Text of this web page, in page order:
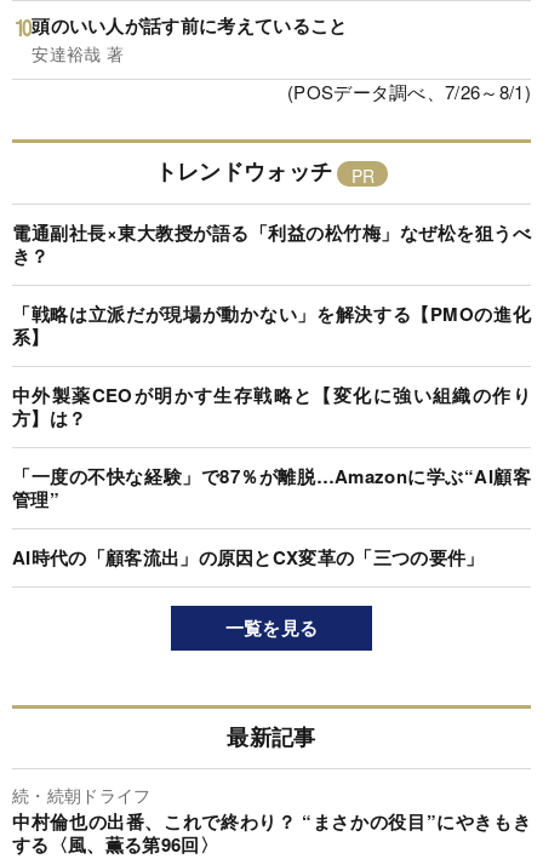
頭のいい人が話す前に考えていること
安達裕哉 著
(POSデータ調べ、7/26～8/1)
トレンドウォッチ
電通副社長×東大教授が語る「利益の松竹梅」なぜ松を狙うべ
き？
「戦略は立派だが現場が動かない」を解決する【PMOの進化
系】
中外製薬CEOが明かす生存戦略と【変化に強い組織の作り
方】は？
「一度の不快な経験」で87％が離脱…Amazonに学ぶ“AI顧客
管理”
AI時代の「顧客流出」の原因とCX変革の「三つの要件」
一覧を見る
最新記事
続・続朝ドライフ
中村倫也の出番、これで終わり？ “まさかの役目”にやきもき
する〈風、薫る第96回〉